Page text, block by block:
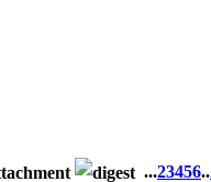
...23456..